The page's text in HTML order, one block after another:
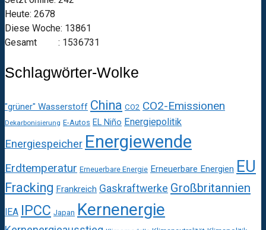
Heute: 2678
Diese Woche: 13861
Gesamt : 1536731
Schlagwörter-Wolke
"grüner" Wasserstoff China CO2 CO2-Emissionen
Dekarbonisierung E-Autos EL Niño Energiepolitik
Energiespeicher Energiewende
Erdtemperatur Erneuerbare Energie Erneuerbare Energien EU
Fracking Frankreich Gaskraftwerke Großbritannien
IEA IPCC Japan Kernenergie